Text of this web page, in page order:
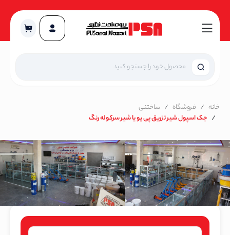
خانه فروشگاه
ساختنی
جک اسپول شیر تزریق پی یو یا شیر سرکوله رنگ